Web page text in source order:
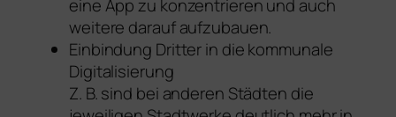
eine App zu konzentrieren und auch
weitere darauf aufzubauen.
Einbindung Dritter in die kommunale
Digitalisierung
Z. B. sind bei anderen Städten die